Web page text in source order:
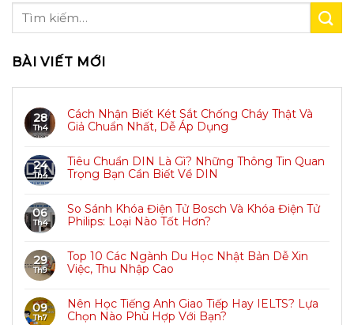
BÀI VIẾT MỚI
28
Th4
Cách Nhận Biết Két Sắt Chống Cháy Thật Và
Giả Chuẩn Nhất, Dễ Áp Dụng
24
Th4
Tiêu Chuẩn DIN Là Gì? Những Thông Tin Quan
Trọng Bạn Cần Biết Về DIN
06
Th4
So Sánh Khóa Điện Tử Bosch Và Khóa Điện Tử
Philips: Loại Nào Tốt Hơn?
29
Th9
Top 10 Các Ngành Du Học Nhật Bản Dễ Xin
Việc, Thu Nhập Cao
09
Th7
Nên Học Tiếng Anh Giao Tiếp Hay IELTS? Lựa
Chọn Nào Phù Hợp Với Bạn?